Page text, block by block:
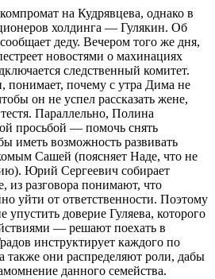
на Кудрявцева, однако в
холдинга — Гулякин. Об
деду. Вечером того же дня,
новостями о махинациях
следственный комитет.
понимает, почему с утра Дима не
он не успел рассказать жене,
Параллельно, Полина
просьбой — помочь снять
иметь возможность развивать
Сашей (поясняет Наде, что не
Юрий Сергеевич собирает
разговора понимают, что
уйти от ответственности. Поэтому
упустить доверие Гуляева, которого
— решают поехать в
инструктирует каждого по
также они распределяют роли, дабы
данного семейства.